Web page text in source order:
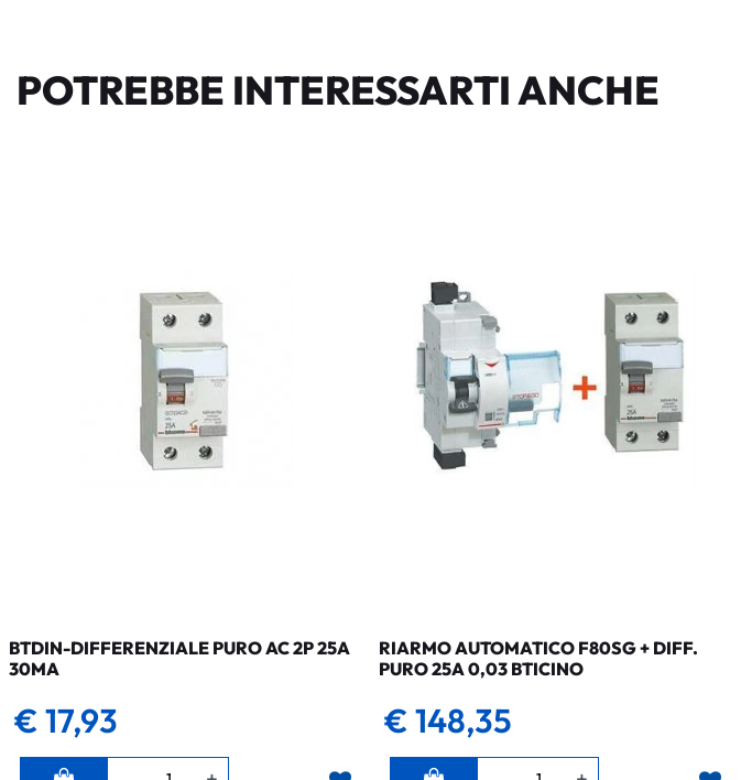
POTREBBE INTERESSARTI ANCHE
BTDIN-DIFFERENZIALE PURO AC 2P 25A
30MA
€ 17,93
Quantità
RIARMO AUTOMATICO F80SG + DIFF.
PURO 25A 0,03 BTICINO
€ 148,35
Quantità